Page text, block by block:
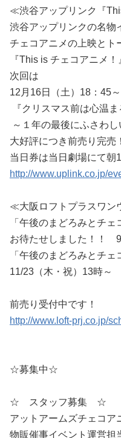
≪渋谷アップリンク『
渋谷アップリンクの名物
チェコアニメの上映とト
『This is チェコアニメ！
次回は
12月16日（土）18：45～
『クリスマス前は心温ま
～１年の最後にふさわ
大好評につき前売り完売！
当日券は当日劇場にて朝
http://www.uplink.co.jp/
≪大阪ロフトプラスワン
「午後のまどろみとチ
お待たせしました！！
「午後のまどろみとチェ
11/23（木・祝）13時～
前売り受付中です！
http://www.loft-prj.co.jp/
☆募集中☆
☆ スタッフ募集 ☆
アットアームズチェコア
物販催事イベント運営担